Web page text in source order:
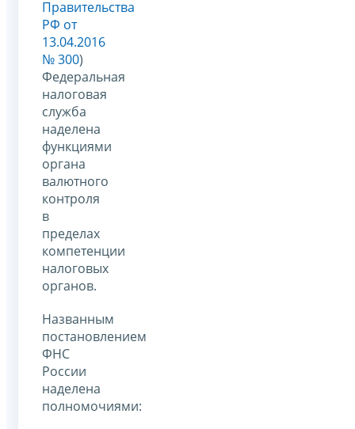
Правительства
РФ от
13.04.2016
№ 300)
Федеральная
налоговая
служба
наделена
функциями
органа
валютного
контроля
в
пределах
компетенции
налоговых
органов.
Названным
постановлением
ФНС
России
наделена
полномочиями: